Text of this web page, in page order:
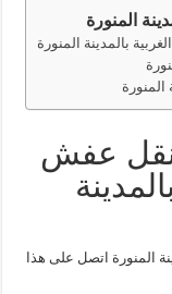
المنورة
بالمدينة المنورة
المنورة
عفش
المنورة اتصل على هذا